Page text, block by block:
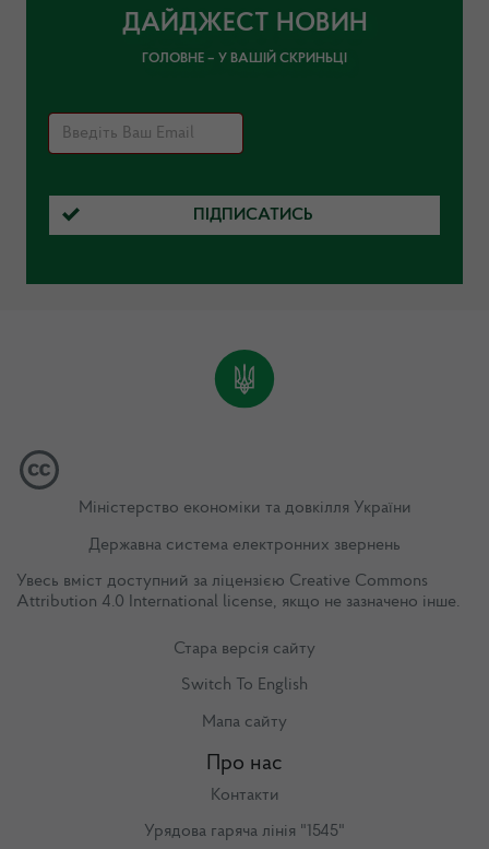
ДАЙДЖЕСТ НОВИН
ГОЛОВНЕ – У ВАШІЙ СКРИНЬЦІ
ПІДПИСАТИСЬ
Міністерство економіки та довкілля України
Державна система електронних звернень
Увесь вміст доступний за ліцензією Creative Commons
Attribution 4.0 International license, якщо не зазначено інше.
Стара версія сайту
Switch To English
Мапа сайту
Про нас
Контакти
Урядова гаряча лінія "1545"